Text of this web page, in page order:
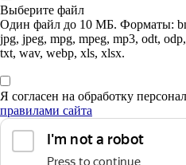
Выберите файл
Один файл до 10 МБ. Форматы:
jpg, jpeg, mpg, mpeg, mp3, odt,
txt, wav, webp, xls, xlsx.
Я согласен на обработку
правилами сайта